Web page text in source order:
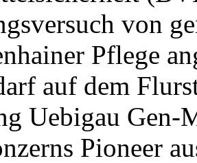
von
Pflege
auf dem
Uebigau Gen-
Pioneer